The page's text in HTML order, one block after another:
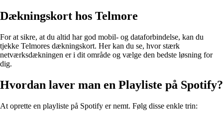
Dækningskort hos Telmore
For at sikre, at du altid har god mobil- og dataforbindelse, kan du
tjekke Telmores dækningskort. Her kan du se, hvor stærk
netværksdækningen er i dit område og vælge den bedste løsning for
dig.
Hvordan laver man en Playliste på Spotify?
At oprette en playliste på Spotify er nemt. Følg disse enkle trin: